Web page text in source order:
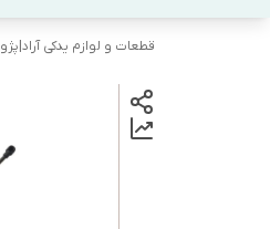
قطعات و لوازم یدکی آراد|پژو۲۰۰۸|سیتروئن c3|هیوندای|کیاموتورز